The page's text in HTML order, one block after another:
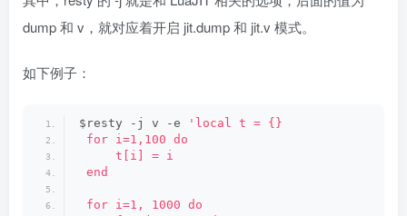
dump 和 v，就对应着开启 jit.dump 和 jit.v 模式。
如下例子：
$resty -j v -e
'local t = {}
for i=1,100 do
     t[i] = i
end
for i=1, 1000 do